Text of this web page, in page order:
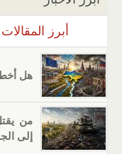
أبرز المقالات
هل
من
إلى